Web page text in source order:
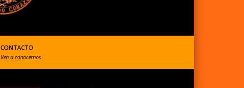
BURGOS | R. Reparadoras
CONTACTO
Ven a conocernos